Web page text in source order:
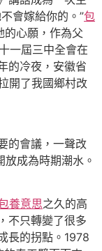
會嫁給你的。”包
的心願，作為父
一屆三中全會在
的冷夜，安徽省
開了我國鄉村改
會議，一聲改
放成為時期潮水。
養意思之久的高
不只轉變了很多
長的拐點。1978